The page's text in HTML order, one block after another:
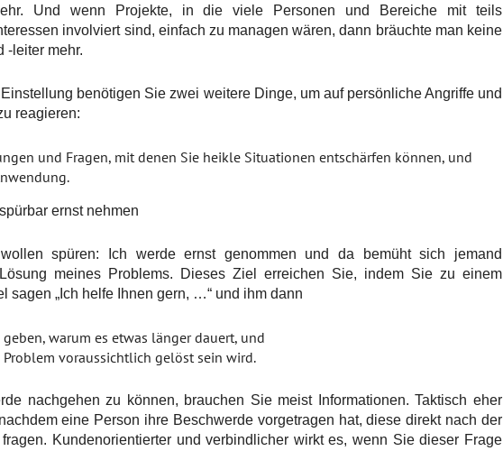
Und wenn Projekte, in die viele Personen und Bereiche mit teils
involviert sind, einfach zu managen wären, dann bräuchte man keine
-leiter mehr.
benötigen Sie zwei weitere Dinge, um auf persönliche Angriffe und
reagieren:
und Fragen, mit denen Sie heikle Situationen entschärfen können, und
ernst nehmen
wollen spüren: Ich werde ernst genommen und da bemüht sich jemand
meines Problems. Dieses Ziel erreichen Sie, indem Sie zu einem
sagen „Ich helfe Ihnen gern, …“ und ihm dann
warum es etwas länger dauert, und
Problem voraussichtlich gelöst sein wird.
nachgehen zu können, brauchen Sie meist Informationen. Taktisch eher
eine Person ihre Beschwerde vorgetragen hat, diese direkt nach der
Kundenorientierter und verbindlicher wirkt es, wenn Sie dieser Frage